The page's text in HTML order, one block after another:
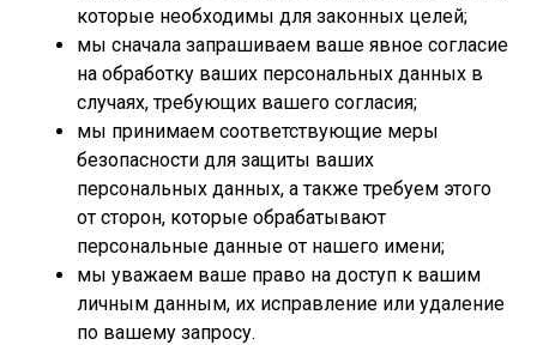
которые необходимы для законных целей;
мы сначала запрашиваем ваше явное согласие
на обработку ваших персональных данных в
случаях, требующих вашего согласия;
мы принимаем соответствующие меры
безопасности для защиты ваших
персональных данных, а также требуем этого
от сторон, которые обрабатывают
персональные данные от нашего имени;
мы уважаем ваше право на доступ к вашим
личным данным, их исправление или удаление
по вашему запросу.